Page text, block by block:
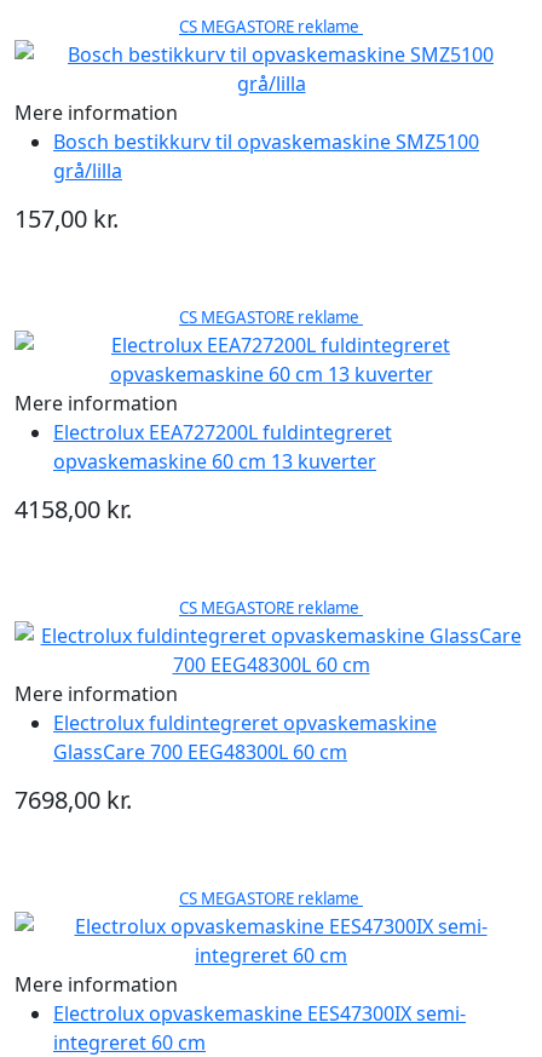
CS MEGASTORE reklame
Mere information
Bosch bestikkurv til opvaskemaskine SMZ5100
grå/lilla
157,00 kr.
CS MEGASTORE reklame
Mere information
Electrolux EEA727200L fuldintegreret
opvaskemaskine 60 cm 13 kuverter
4158,00 kr.
CS MEGASTORE reklame
Mere information
Electrolux fuldintegreret opvaskemaskine
GlassCare 700 EEG48300L 60 cm
7698,00 kr.
CS MEGASTORE reklame
Mere information
Electrolux opvaskemaskine EES47300IX semi-
integreret 60 cm